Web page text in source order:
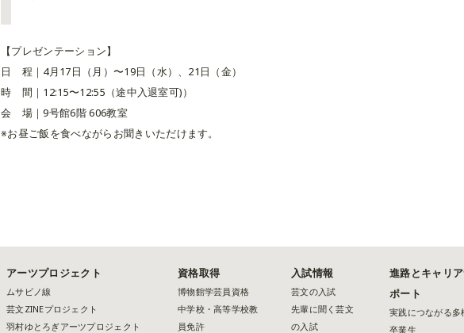
【プレゼンテーション】
日 程｜4月17日（月）〜19日（水）、21日（金）
時 間｜12:15〜12:55（途中入退室可)）
会 場｜9号館6階 606教室
※お昼ご飯を食べながらお聞きいただけます。
アーツプロジェクト
ムサビノ線
芸文ZINEプロジェクト
羽村ゆとろぎアーツプロジェクト
資格取得
博物館学芸員資格
中学校・高等学校教
員免許
入試情報
芸文の入試
先輩に聞く芸文
の入試
進路とキャリ
ポート
実践につながる多
卒業生